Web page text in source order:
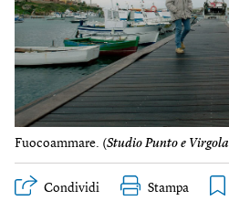
Fuocoammare. (Studio Punto e Virgola
Condividi Stampa